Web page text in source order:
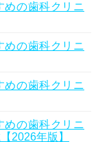
めの歯科クリニ
めの歯科クリニ
めの歯科クリニ
めの歯科クリニ
2026年版】